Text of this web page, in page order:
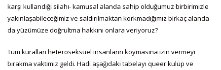
karşı kullandığı silahı- kamusal alanda sahip olduğumuz birbirimizle
yakınlaşabileceğimiz ve saldırılmaktan korkmadığımız birkaç alanda
da yüzümüze doğrultma hakkını onlara veriyoruz?
Tüm kuralları heteroseksüel insanların koymasına izin vermeyi
bırakma vaktimiz geldi. Hadi aşağıdaki tabelayı queer kulüp ve